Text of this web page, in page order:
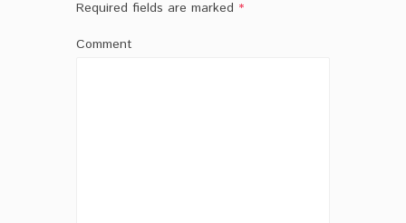
Required fields are marked *
Comment